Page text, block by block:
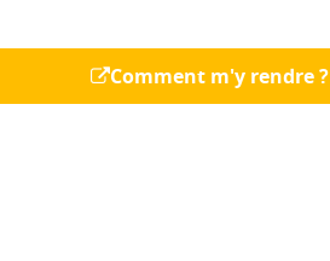
Comment m'y rendre ?